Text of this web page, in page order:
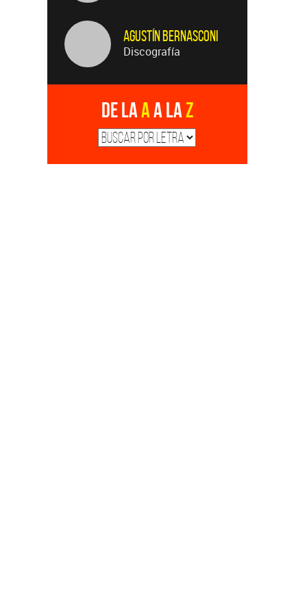
Agustín Bernasconi
Discografía
De laAa laZ